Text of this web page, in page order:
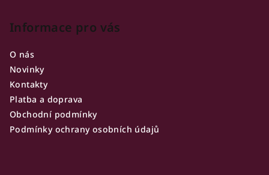
Informace pro vás
O nás
Novinky
Kontakty
Platba a doprava
Obchodní podmínky
Podmínky ochrany osobních údajů